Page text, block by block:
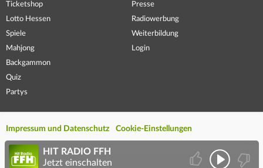
Ticketshop
Lotto Hessen
Spiele
Mahjong
Backgammon
Quiz
Partys
Presse
Radiowerbung
Weiterbildung
Login
Impressum und Datenschutz Cookie-Einstellungen
HIT RADIO FFH
Jetzt einschalten